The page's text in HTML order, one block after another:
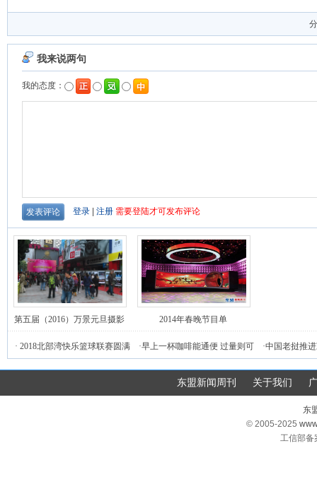
第五届（2016）万景元旦摄影
2014年春晚节目单
· 2018北部湾快乐篮球联赛圆满
·早上一杯咖啡能通便 过量则可
·中国老挝推
东盟新闻周刊 关于我们
东
© 2005-2025
工信部备